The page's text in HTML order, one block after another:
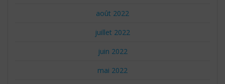
août 2022
juillet 2022
juin 2022
mai 2022